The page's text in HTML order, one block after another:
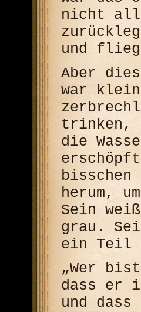
nicht
und
Aber
war
trinken,
die
herum,
Sein
grau.
ein Teil
„Wer
dass er
und dass